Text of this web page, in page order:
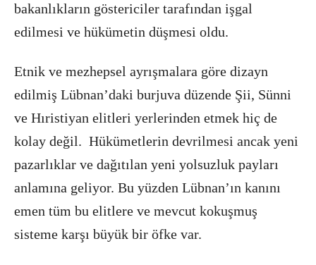
bakanlıkların göstericiler tarafından işgal
edilmesi ve hükümetin düşmesi oldu.
Etnik ve mezhepsel ayrışmalara göre dizayn
edilmiş Lübnan’daki burjuva düzende Şii, Sünni
ve Hıristiyan elitleri yerlerinden etmek hiç de
kolay değil. Hükümetlerin devrilmesi ancak yeni
pazarlıklar ve dağıtılan yeni yolsuzluk payları
anlamına geliyor. Bu yüzden Lübnan’ın kanını
emen tüm bu elitlere ve mevcut kokuşmuş
sisteme karşı büyük bir öfke var.